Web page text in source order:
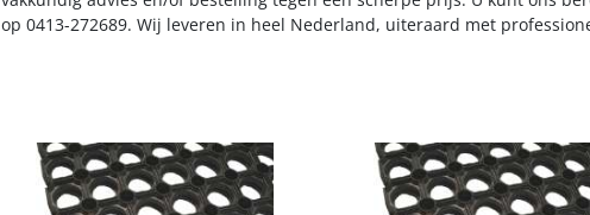
op 0413-272689. Wij leveren in heel Nederland, uiteraard met